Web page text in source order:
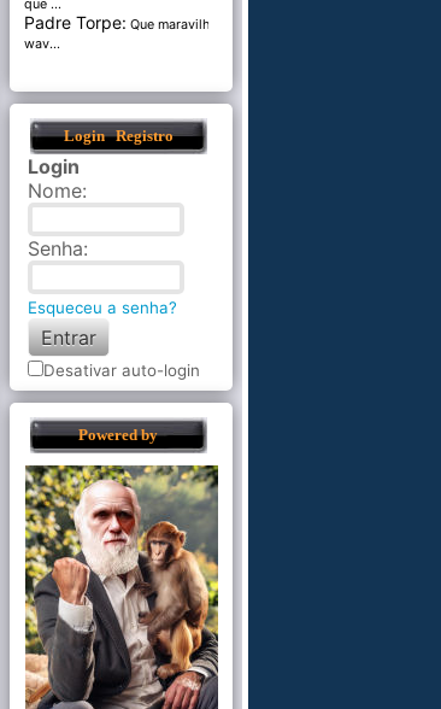
que ...
Padre Torpe: Que maravilha de
wav...
Login Registro
Login
Nome:
Senha:
Esqueceu a senha?
Desativar auto-login
Powered by